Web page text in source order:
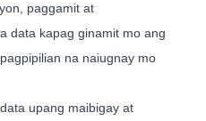
paggamit at
data kapag ginamit mo ang
na naiugnay mo
upang maibigay at